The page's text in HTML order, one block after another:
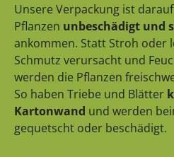
Unsere Verpackung ist
Pflanzen unbeschädigt und
ankommen. Statt Stroh oder
Schmutz verursacht und
werden die Pflanzen
So haben Triebe und Blätter
Kartonwand und werden
gequetscht oder beschädigt.